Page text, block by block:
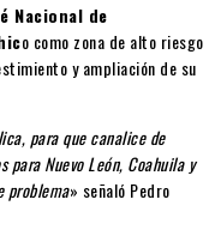
Nacional de
o como zona de alto riesgo
y ampliación de su
para que canalice de
Nuevo León, Coahuila y
problema» señaló Pedro